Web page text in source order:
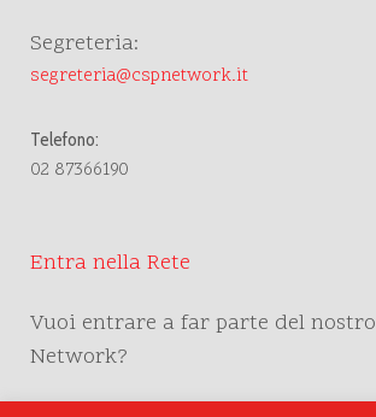
Segreteria:
segreteria@cspnetwork.it
Telefono:
02 87366190
Entra nella Rete
Vuoi entrare a far parte del nostro
Network?